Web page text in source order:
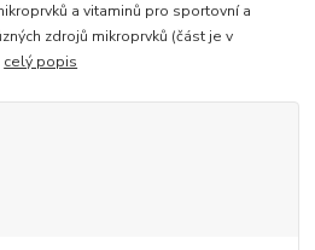
a vitaminů pro sportovní a
zdrojů mikroprvků (část je v
celý popis